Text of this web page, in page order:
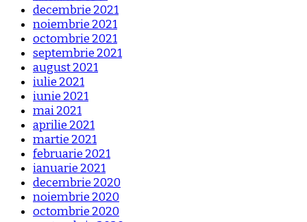
decembrie 2021
noiembrie 2021
octombrie 2021
septembrie 2021
august 2021
iulie 2021
iunie 2021
mai 2021
aprilie 2021
martie 2021
februarie 2021
ianuarie 2021
decembrie 2020
noiembrie 2020
octombrie 2020